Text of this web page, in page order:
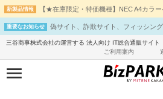
新製品情報 【★在庫限定・特価機種】NEC A4カラ
重要なお知らせ 偽サイト、詐欺サイト、フィッシン
三谷商事株式会社の運営する 法人向け IT総合通販サイト
ご利用案内